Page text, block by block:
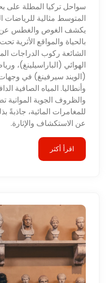
سواحل تركيا المطلة على
المتوسط مثالية للرياضات
يكشف الغوص والغطس عن
بالحياة والمواقع الأثرية
الشائعة ركوب الدراجات
الهوائي (الباراسيلينغ)،
(الويند سيرفينغ) في
وأنطاليا. المياه الصافية
والظروف الجوية المواتية
للمغامرات المائية،
عن الاستكشاف والإثارة.
اقرأ أكثر